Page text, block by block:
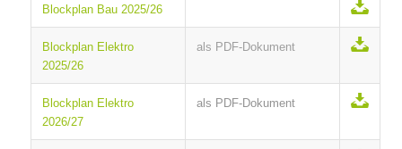
Blockplan Bau 2025/26
Blockplan Elektro
2025/26
als PDF-Dokument
Blockplan Elektro
2026/27
als PDF-Dokument